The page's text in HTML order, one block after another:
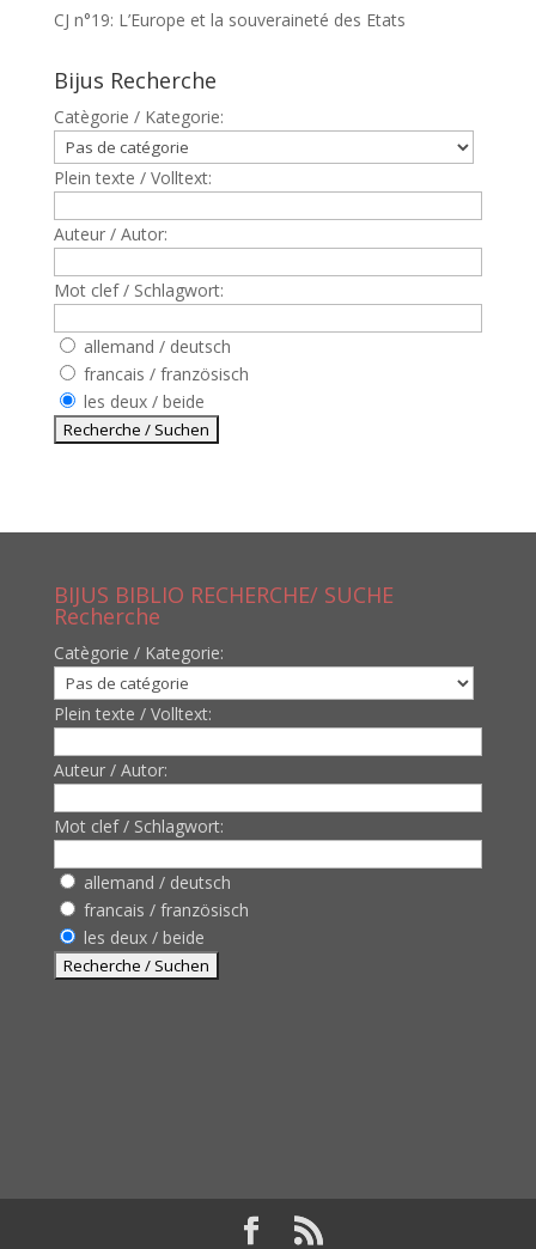
CJ n°19: L’Europe et la souveraineté des Etats
Bijus Recherche
Catègorie / Kategorie:
Plein texte / Volltext:
Auteur / Autor:
Mot clef / Schlagwort:
allemand / deutsch
francais / französisch
les deux / beide
BIJUS BIBLIO RECHERCHE/ SUCHE
Recherche
Catègorie / Kategorie:
Plein texte / Volltext:
Auteur / Autor:
Mot clef / Schlagwort:
allemand / deutsch
francais / französisch
les deux / beide